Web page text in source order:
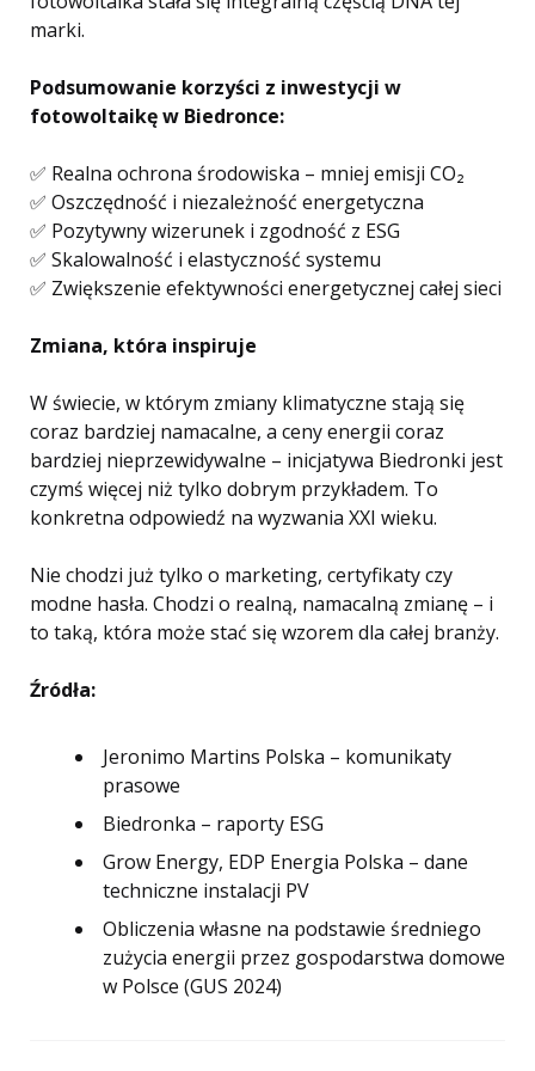
marki.
Podsumowanie korzyści z inwestycji w
fotowoltaikę w Biedronce:
✅ Realna ochrona środowiska – mniej emisji CO₂
✅ Oszczędność i niezależność energetyczna
✅ Pozytywny wizerunek i zgodność z ESG
✅ Skalowalność i elastyczność systemu
✅ Zwiększenie efektywności energetycznej całej sieci
Zmiana, która inspiruje
W świecie, w którym zmiany klimatyczne stają się
coraz bardziej namacalne, a ceny energii coraz
bardziej nieprzewidywalne – inicjatywa Biedronki jest
czymś więcej niż tylko dobrym przykładem. To
konkretna odpowiedź na wyzwania XXI wieku.
Nie chodzi już tylko o marketing, certyfikaty czy
modne hasła. Chodzi o realną, namacalną zmianę – i
to taką, która może stać się wzorem dla całej branży.
Źródła:
Jeronimo Martins Polska – komunikaty
prasowe
Biedronka – raporty ESG
Grow Energy, EDP Energia Polska – dane
techniczne instalacji PV
Obliczenia własne na podstawie średniego
zużycia energii przez gospodarstwa domowe
w Polsce (GUS 2024)